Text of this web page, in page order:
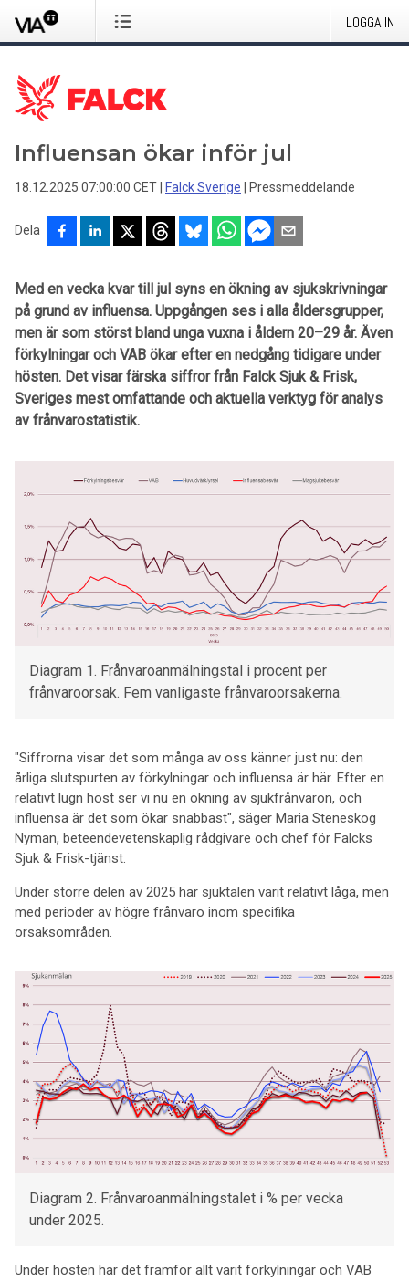
LOGGA IN
Influensan ökar inför jul
18.12.2025 07:00:00 CET Falck Sverige Pressmeddelande
Dela
Med en vecka kvar till jul syns en ökning av sjukskrivningar
på grund av influensa. Uppgången ses i alla åldersgrupper,
men är som störst bland unga vuxna i åldern 20–29 år. Även
förkylningar och VAB ökar efter en nedgång tidigare under
hösten. Det visar färska siffror från Falck Sjuk & Frisk,
Sveriges mest omfattande och aktuella verktyg för analys
av frånvarostatistik.
Diagram 1. Frånvaroanmälningstal i procent per
frånvaroorsak. Fem vanligaste frånvaroorsakerna.
"Siffrorna visar det som många av oss känner just nu: den
årliga slutspurten av förkylningar och influensa är här. Efter en
relativt lugn höst ser vi nu en ökning av sjukfrånvaron, och
influensa är det som ökar snabbast", säger Maria Steneskog
Nyman, beteendevetenskaplig rådgivare och chef för Falcks
Sjuk & Frisk-tjänst.
Under större delen av 2025 har sjuktalen varit relativt låga, men
med perioder av högre frånvaro inom specifika
orsaksområden.
Diagram 2. Frånvaroanmälningstalet i % per vecka
under 2025.
Under hösten har det framför allt varit förkylningar och VAB